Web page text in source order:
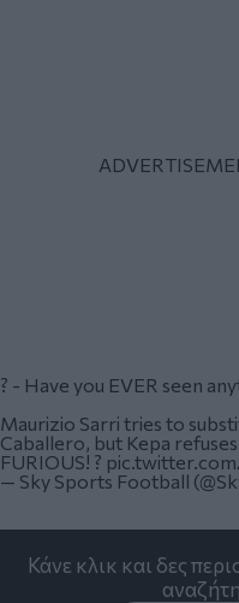
? - Have you EVER seen
Maurizio Sarri tries to
Caballero, but Kepa
FURIOUS! ?
— Sky Sports Football
Κάνε κλικ και δες